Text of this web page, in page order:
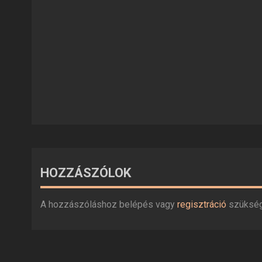
HOZZÁSZÓLOK
A hozzászóláshoz belépés vagy regisztráció